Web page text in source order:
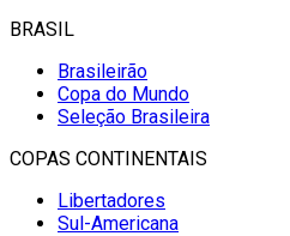
BRASIL
Brasileirão
Copa do Mundo
Seleção Brasileira
COPAS CONTINENTAIS
Libertadores
Sul-Americana